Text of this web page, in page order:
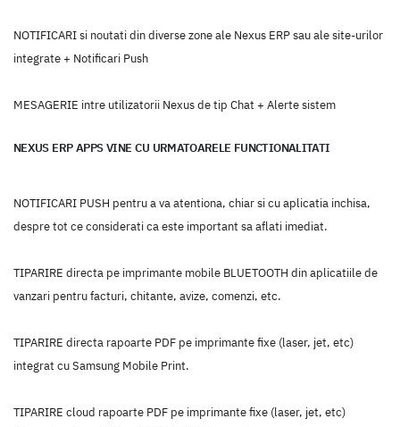
NOTIFICARI si noutati din diverse zone ale Nexus ERP sau ale site-urilor
integrate + Notificari Push
MESAGERIE intre utilizatorii Nexus de tip Chat + Alerte sistem
NEXUS ERP APPS VINE CU URMATOARELE FUNCTIONALITATI
NOTIFICARI PUSH pentru a va atentiona, chiar si cu aplicatia inchisa,
despre tot ce considerati ca este important sa aflati imediat.
TIPARIRE directa pe imprimante mobile BLUETOOTH din aplicatiile de
vanzari pentru facturi, chitante, avize, comenzi, etc.
TIPARIRE directa rapoarte PDF pe imprimante fixe (laser, jet, etc)
integrat cu Samsung Mobile Print.
TIPARIRE cloud rapoarte PDF pe imprimante fixe (laser, jet, etc)